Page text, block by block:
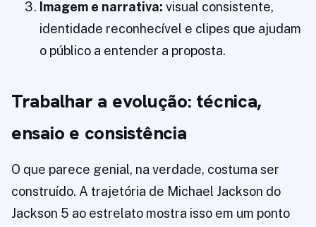
Imagem e narrativa: visual consistente,
identidade reconhecível e clipes que ajudam
o público a entender a proposta.
Trabalhar a evolução: técnica,
ensaio e consistência
O que parece genial, na verdade, costuma ser
construído. A trajetória de Michael Jackson do
Jackson 5 ao estrelato mostra isso em um ponto